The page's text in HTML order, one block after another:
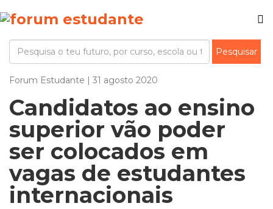
Forum Estudante | 31 agosto 2020
Candidatos ao ensino
superior vão poder
ser colocados em
vagas de estudantes
internacionais